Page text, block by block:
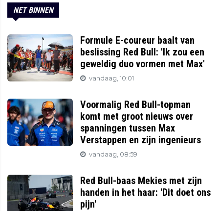
NET BINNEN
Formule E-coureur baalt van
beslissing Red Bull: 'Ik zou een
geweldig duo vormen met Max'
vandaag, 10:01
Voormalig Red Bull-topman
komt met groot nieuws over
spanningen tussen Max
Verstappen en zijn ingenieurs
vandaag, 08:59
Red Bull-baas Mekies met zijn
handen in het haar: 'Dit doet ons
pijn'